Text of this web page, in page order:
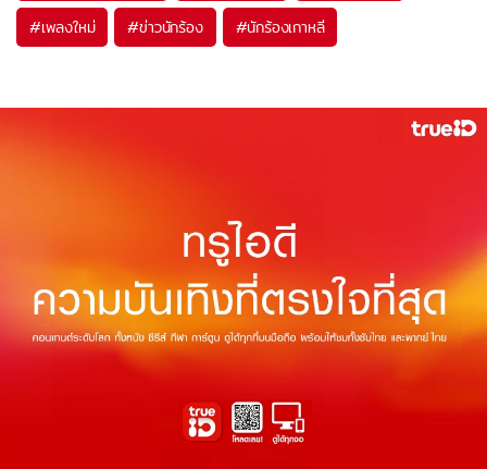
#เพลงใหม่ #ข่าวนักร้อง #นักร้องเกาหลี